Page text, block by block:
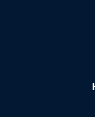
ενσύρματη
εκδήλωση σε
μέτρα και
αίθουσα
δωρεάν